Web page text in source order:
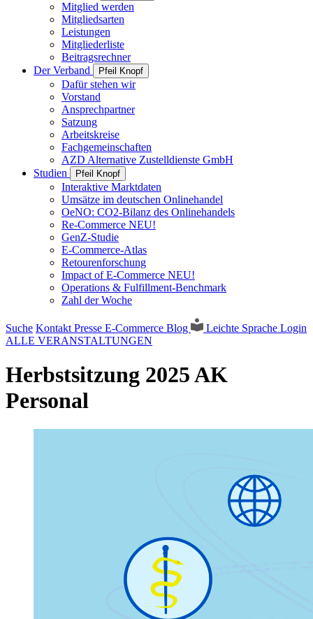
Mitglied werden
Mitgliedsarten
Leistungen
Mitgliederliste
Beitragsrechner
Der Verband
Pfeil Knopf
Dafür stehen wir
Vorstand
Ansprechpartner
Satzung
Arbeitskreise
Fachgemeinschaften
AZD Alternative Zustelldienste GmbH
Studien
Pfeil Knopf
Interaktive Marktdaten
Umsätze im deutschen Onlinehandel
OeNO: CO2-Bilanz des Onlinehandels
Re-Commerce NEU!
GenZ-Studie
E-Commerce-Atlas
Retourenforschung
Impact of E-Commerce NEU!
Operations & Fulfillment-Benchmark
Zahl der Woche
Suche Kontakt Presse E-Commerce Blog Leichte Sprache Login
ALLE VERANSTALTUNGEN
Herbstsitzung 2025 AK
Personal